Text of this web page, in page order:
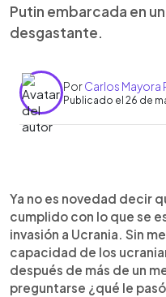
Putin embarcada en
desgastante.
PorCarlos Mayora
Publicado el 26 de
Escuchar
Ya no es novedad decir
cumplido con lo que se
invasión a Ucrania. Sin
capacidad de los
después de más de un
preguntarse ¿qué le